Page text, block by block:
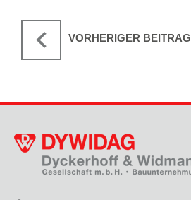
VORHERIGER BEITRAG